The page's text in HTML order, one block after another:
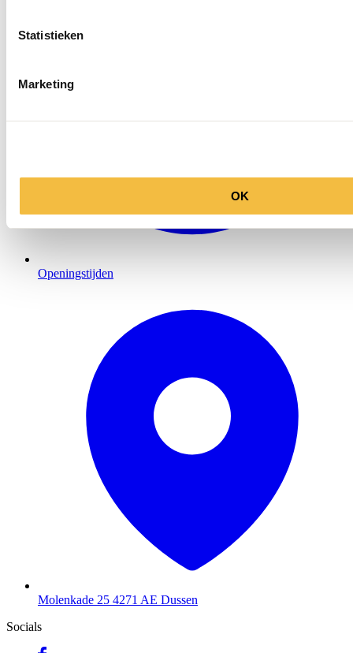
Statistieken
Marketing
OK
Openingstijden
Molenkade 25 4271 AE Dussen
Socials